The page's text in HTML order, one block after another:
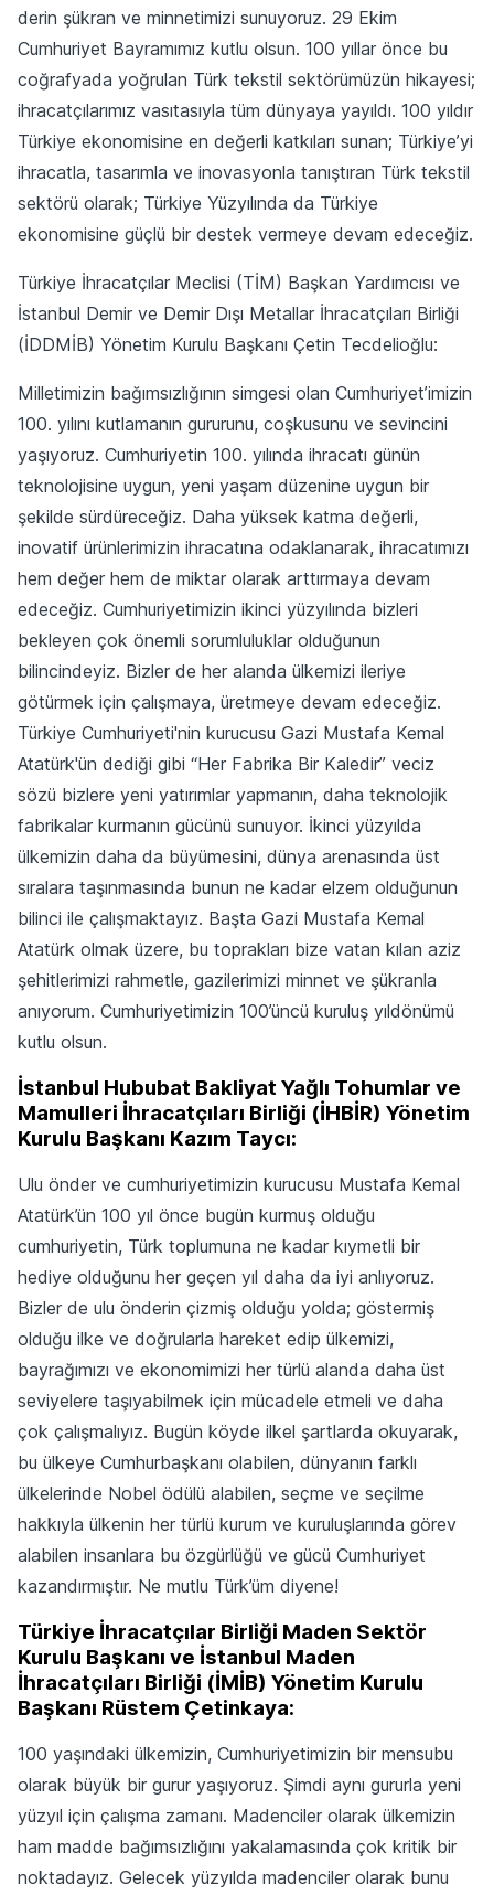
derin şükran ve minnetimizi sunuyoruz. 29 Ekim
Cumhuriyet Bayramımız kutlu olsun. 100 yıllar önce bu
coğrafyada yoğrulan Türk tekstil sektörümüzün hikayesi;
ihracatçılarımız vasıtasıyla tüm dünyaya yayıldı. 100 yıldır
Türkiye ekonomisine en değerli katkıları sunan; Türkiye’yi
ihracatla, tasarımla ve inovasyonla tanıştıran Türk tekstil
sektörü olarak; Türkiye Yüzyılında da Türkiye
ekonomisine güçlü bir destek vermeye devam edeceğiz.
Türkiye İhracatçılar Meclisi (TİM) Başkan Yardımcısı ve
İstanbul Demir ve Demir Dışı Metallar İhracatçıları Birliği
(İDDMİB) Yönetim Kurulu Başkanı Çetin Tecdelioğlu:
Milletimizin bağımsızlığının simgesi olan Cumhuriyet’imizin
100. yılını kutlamanın gururunu, coşkusunu ve sevincini
yaşıyoruz. Cumhuriyetin 100. yılında ihracatı günün
teknolojisine uygun, yeni yaşam düzenine uygun bir
şekilde sürdüreceğiz. Daha yüksek katma değerli,
inovatif ürünlerimizin ihracatına odaklanarak, ihracatımızı
hem değer hem de miktar olarak arttırmaya devam
edeceğiz. Cumhuriyetimizin ikinci yüzyılında bizleri
bekleyen çok önemli sorumluluklar olduğunun
bilincindeyiz. Bizler de her alanda ülkemizi ileriye
götürmek için çalışmaya, üretmeye devam edeceğiz.
Türkiye Cumhuriyeti'nin kurucusu Gazi Mustafa Kemal
Atatürk'ün dediği gibi “Her Fabrika Bir Kaledir” veciz
sözü bizlere yeni yatırımlar yapmanın, daha teknolojik
fabrikalar kurmanın gücünü sunuyor. İkinci yüzyılda
ülkemizin daha da büyümesini, dünya arenasında üst
sıralara taşınmasında bunun ne kadar elzem olduğunun
bilinci ile çalışmaktayız. Başta Gazi Mustafa Kemal
Atatürk olmak üzere, bu toprakları bize vatan kılan aziz
şehitlerimizi rahmetle, gazilerimizi minnet ve şükranla
anıyorum. Cumhuriyetimizin 100’üncü kuruluş yıldönümü
kutlu olsun.
İstanbul Hububat Bakliyat Yağlı Tohumlar ve
Mamulleri İhracatçıları Birliği (İHBİR) Yönetim
Kurulu Başkanı Kazım Taycı:
Ulu önder ve cumhuriyetimizin kurucusu Mustafa Kemal
Atatürk’ün 100 yıl önce bugün kurmuş olduğu
cumhuriyetin, Türk toplumuna ne kadar kıymetli bir
hediye olduğunu her geçen yıl daha da iyi anlıyoruz.
Bizler de ulu önderin çizmiş olduğu yolda; göstermiş
olduğu ilke ve doğrularla hareket edip ülkemizi,
bayrağımızı ve ekonomimizi her türlü alanda daha üst
seviyelere taşıyabilmek için mücadele etmeli ve daha
çok çalışmalıyız. Bugün köyde ilkel şartlarda okuyarak,
bu ülkeye Cumhurbaşkanı olabilen, dünyanın farklı
ülkelerinde Nobel ödülü alabilen, seçme ve seçilme
hakkıyla ülkenin her türlü kurum ve kuruluşlarında görev
alabilen insanlara bu özgürlüğü ve gücü Cumhuriyet
kazandırmıştır. Ne mutlu Türk’üm diyene!
Türkiye İhracatçılar Birliği Maden Sektör
Kurulu Başkanı ve İstanbul Maden
İhracatçıları Birliği (İMİB) Yönetim Kurulu
Başkanı Rüstem Çetinkaya:
100 yaşındaki ülkemizin, Cumhuriyetimizin bir mensubu
olarak büyük bir gurur yaşıyoruz. Şimdi aynı gururla yeni
yüzyıl için çalışma zamanı. Madenciler olarak ülkemizin
ham madde bağımsızlığını yakalamasında çok kritik bir
noktadayız. Gelecek yüzyılda madenciler olarak bunu